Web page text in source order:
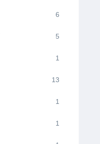
6
5
1
13
1
1